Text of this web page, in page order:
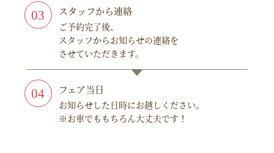
スタッフから連絡
ご予約完了後、
スタッフからお知らせの連絡を
させていただきます。
フェア当日
お知らせした日時にお越しください。
※お車でももちろん大丈夫です！